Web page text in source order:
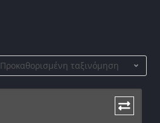
Προκαθορισμένη ταξινόμηση